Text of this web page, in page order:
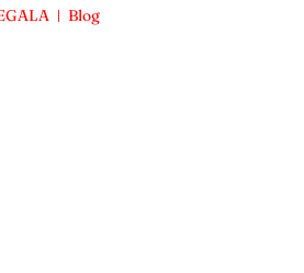
Blog
REGALA Blog